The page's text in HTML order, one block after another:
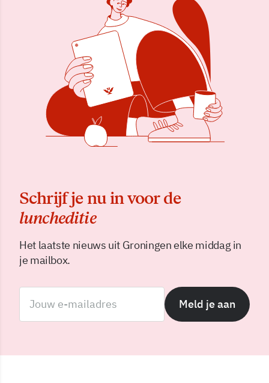
Schrijf je nu in voor de
luncheditie
Het laatste nieuws uit Groningen elke middag in
je mailbox.
Meld je aan